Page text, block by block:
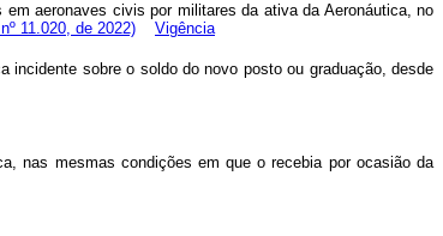
aeronaves civis por militares da ativa da Aeronáutica, no
11.020, de 2022) Vigência
sobre o soldo do novo posto ou graduação, desde
nas mesmas condições em que o recebia por ocasião da